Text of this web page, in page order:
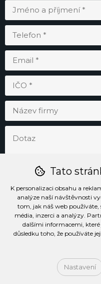
Odesláním
Prohlášení o přístupnosti
Informace o
2026 (c) Všechna práva
Tato
K personalizaci obsahu a
analýze naší návštěvnosti
tom, jak náš web
média, inzerci a analýzy.
dalšími informacemi,
důsledku toho, že používáte
Nastavení